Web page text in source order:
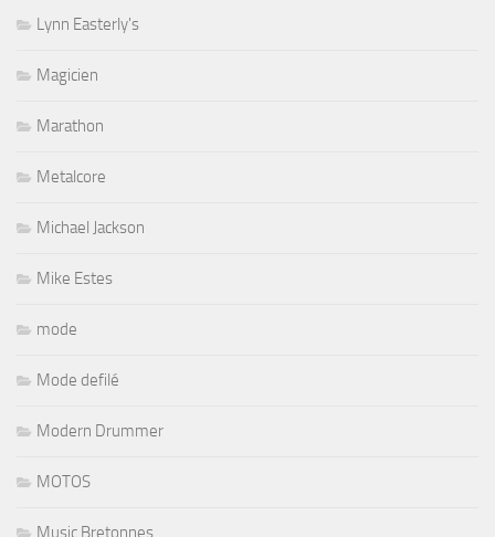
Lynn Easterly's
Magicien
Marathon
Metalcore
Michael Jackson
Mike Estes
mode
Mode defilé
Modern Drummer
MOTOS
Music Bretonnes